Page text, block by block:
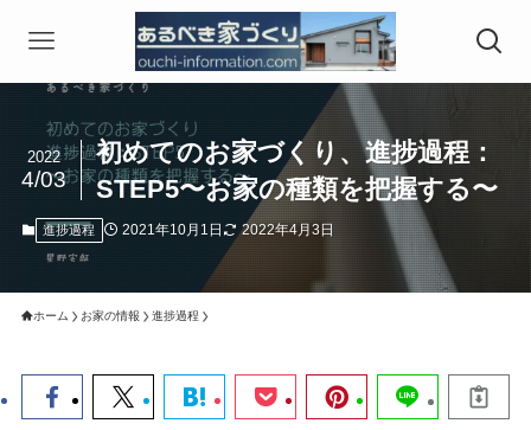
初めてのお家づくり、進捗過程：
STEP5〜お家の種類を把握する〜
2022
4/03
進捗過程 2021年10月1日 2022年4月3日
ホーム お家の情報 進捗過程